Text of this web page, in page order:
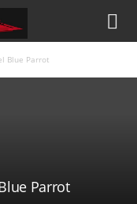
Blue Parrot
Parrot